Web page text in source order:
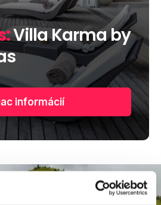
Villa Karma by
informácií